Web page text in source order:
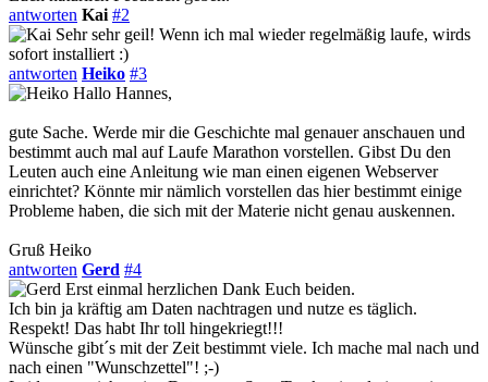
antworten Kai #2
Sehr sehr geil! Wenn ich mal wieder regelmäßig laufe, wirds
sofort installiert :)
antworten Heiko #3
Hallo Hannes,
gute Sache. Werde mir die Geschichte mal genauer anschauen und
bestimmt auch mal auf Laufe Marathon vorstellen. Gibst Du den
Leuten auch eine Anleitung wie man einen eigenen Webserver
einrichtet? Könnte mir nämlich vorstellen das hier bestimmt einige
Probleme haben, die sich mit der Materie nicht genau auskennen.
Gruß Heiko
antworten Gerd #4
Erst einmal herzlichen Dank Euch beiden.
Ich bin ja kräftig am Daten nachtragen und nutze es täglich.
Respekt! Das habt Ihr toll hingekriegt!!!
Wünsche gibt´s mit der Zeit bestimmt viele. Ich mache mal nach und
nach einen "Wunschzettel"! ;-)